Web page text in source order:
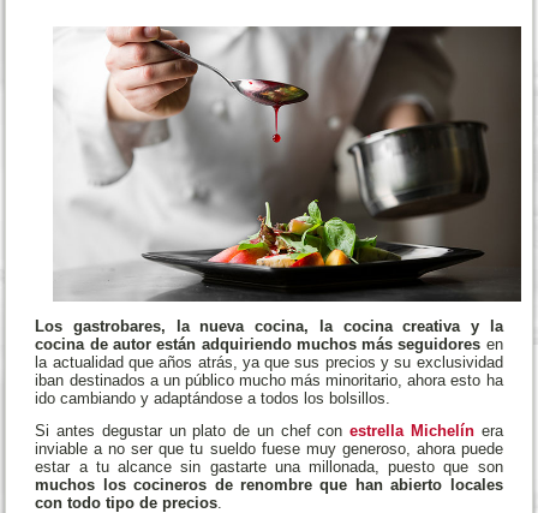
Los gastrobares, la nueva cocina, la cocina creativa y la
cocina de autor están adquiriendo muchos más seguidores en
la actualidad que años atrás, ya que sus precios y su exclusividad
iban destinados a un público mucho más minoritario, ahora esto ha
ido cambiando y adaptándose a todos los bolsillos.
Si antes degustar un plato de un chef conestrella Michelínera
inviable a no ser que tu sueldo fuese muy generoso, ahora puede
estar a tu alcance sin gastarte una millonada, puesto que son
muchos los cocineros de renombre que han abierto locales
con todo tipo de precios